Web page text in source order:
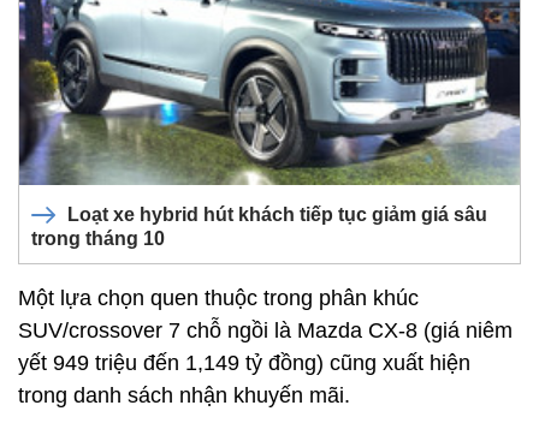
Loạt xe hybrid hút khách tiếp tục giảm giá sâu
trong tháng 10
Một lựa chọn quen thuộc trong phân khúc
SUV/crossover 7 chỗ ngồi là Mazda CX-8 (giá niêm
yết 949 triệu đến 1,149 tỷ đồng) cũng xuất hiện
trong danh sách nhận khuyến mãi.